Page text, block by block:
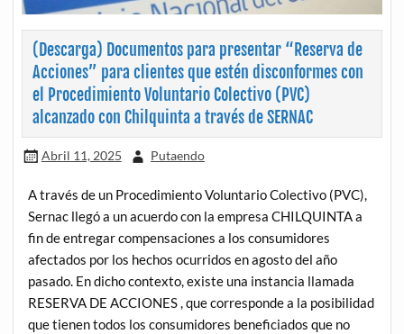
(Descarga) Documentos para presentar “Reserva de
Acciones” para clientes que estén disconformes con
el Procedimiento Voluntario Colectivo (PVC)
alcanzado con Chilquinta a través de SERNAC
Abril 11, 2025 Putaendo
A través de un Procedimiento Voluntario Colectivo (PVC),
Sernac llegó a un acuerdo con la empresa CHILQUINTA a
fin de entregar compensaciones a los consumidores
afectados por los hechos ocurridos en agosto del año
pasado. En dicho contexto, existe una instancia llamada
RESERVA DE ACCIONES , que corresponde a la posibilidad
que tienen todos los consumidores beneficiados que no